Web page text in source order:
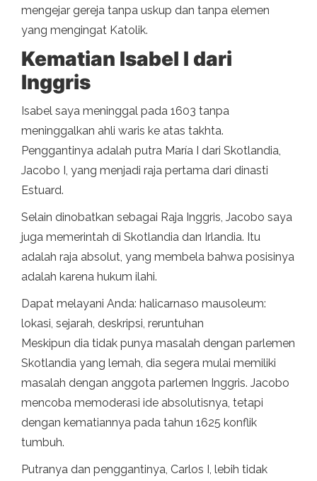
mengejar gereja tanpa uskup dan tanpa elemen
yang mengingat Katolik.
Kematian Isabel I dari
Inggris
Isabel saya meninggal pada 1603 tanpa
meninggalkan ahli waris ke atas takhta.
Penggantinya adalah putra María I dari Skotlandia,
Jacobo I, yang menjadi raja pertama dari dinasti
Estuard.
Selain dinobatkan sebagai Raja Inggris, Jacobo saya
juga memerintah di Skotlandia dan Irlandia. Itu
adalah raja absolut, yang membela bahwa posisinya
adalah karena hukum ilahi.
Dapat melayani Anda: halicarnaso mausoleum:
lokasi, sejarah, deskripsi, reruntuhan
Meskipun dia tidak punya masalah dengan parlemen
Skotlandia yang lemah, dia segera mulai memiliki
masalah dengan anggota parlemen Inggris. Jacobo
mencoba memoderasi ide absolutisnya, tetapi
dengan kematiannya pada tahun 1625 konflik
tumbuh.
Putranya dan penggantinya, Carlos I, lebih tidak